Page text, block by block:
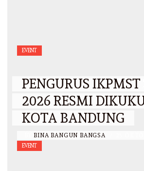
EVENT
PENGURUS
2026 RESMI
KOTA BANDUNG
BINA BANGUN BANGSA
EVENT